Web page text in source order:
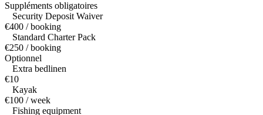
Suppléments obligatoires
Security Deposit Waiver
€400 / booking
Standard Charter Pack
€250 / booking
Optionnel
Extra bedlinen
€10
Kayak
€100 / week
Fishing equipment